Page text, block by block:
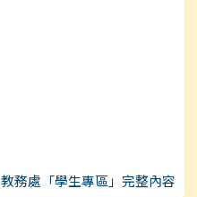
教務處「學生專區」完整內容